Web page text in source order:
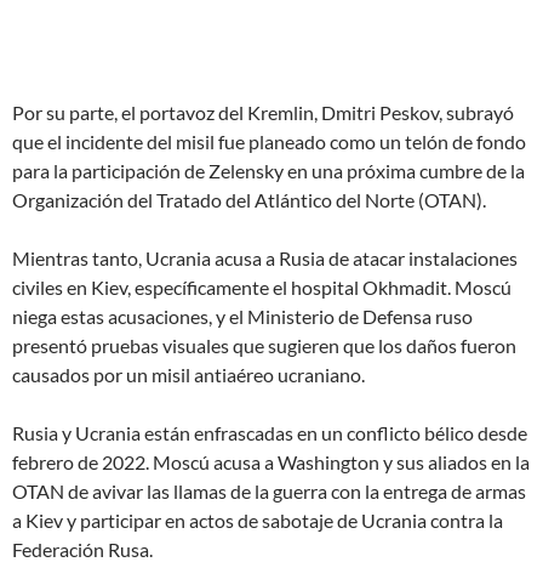
Por su parte, el portavoz del Kremlin, Dmitri Peskov, subrayó
que el incidente del misil fue planeado como un telón de fondo
para la participación de Zelensky en una próxima cumbre de la
Organización del Tratado del Atlántico del Norte (OTAN).
Mientras tanto, Ucrania acusa a Rusia de atacar instalaciones
civiles en Kiev, específicamente el hospital Okhmadit. Moscú
niega estas acusaciones, y el Ministerio de Defensa ruso
presentó pruebas visuales que sugieren que los daños fueron
causados por un misil antiaéreo ucraniano.
Rusia y Ucrania están enfrascadas en un conflicto bélico desde
febrero de 2022. Moscú acusa a Washington y sus aliados en la
OTAN de avivar las llamas de la guerra con la entrega de armas
a Kiev y participar en actos de sabotaje de Ucrania contra la
Federación Rusa.